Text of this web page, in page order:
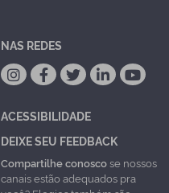
NAS REDES
ACESSIBILIDADE
DEIXE SEU FEEDBACK
Compartilhe conoscose nossos
canais estão adequados pra